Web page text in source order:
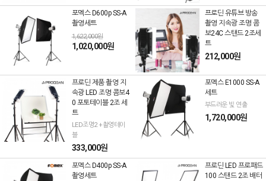
포멕스 D600p SS-A
촬영세트
1,622,000원
1,020,000원
프로딘 유튜브 방송
촬영 지속광 조명 콤
보24C 스탠드 2조세
트
212,000원
프로딘 제품 촬영 지
속광 LED 조명 콤보4
0 포토테이블 2조 세
트
LED조명2 +촬영테이
블
333,000원
포멕스 E1000 SS-A
세트
부드러운 빛 연출
1,720,000원
포멕스 D400p SS-A
촬영세트
프로딘 LED 프로패드
100 스탠드 2조 배터